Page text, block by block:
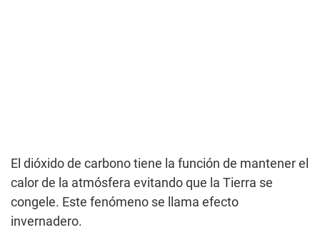
El dióxido de carbono tiene la función de mantener el
calor de la atmósfera evitando que la Tierra se
congele. Este fenómeno se llama efecto
invernadero.